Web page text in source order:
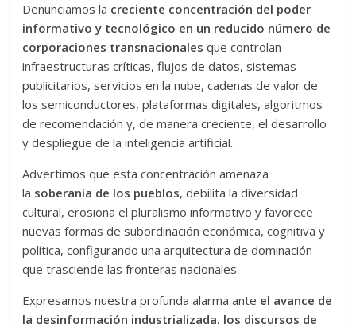
Denunciamos la creciente concentración del poder
informativo y tecnológico en un reducido número de
corporaciones transnacionales que controlan
infraestructuras críticas, flujos de datos, sistemas
publicitarios, servicios en la nube, cadenas de valor de
los semiconductores, plataformas digitales, algoritmos
de recomendación y, de manera creciente, el desarrollo
y despliegue de la inteligencia artificial.
Advertimos que esta concentración amenaza
la soberanía de los pueblos, debilita la diversidad
cultural, erosiona el pluralismo informativo y favorece
nuevas formas de subordinación económica, cognitiva y
política, configurando una arquitectura de dominación
que trasciende las fronteras nacionales.
Expresamos nuestra profunda alarma ante el avance de
la desinformación industrializada, los discursos de